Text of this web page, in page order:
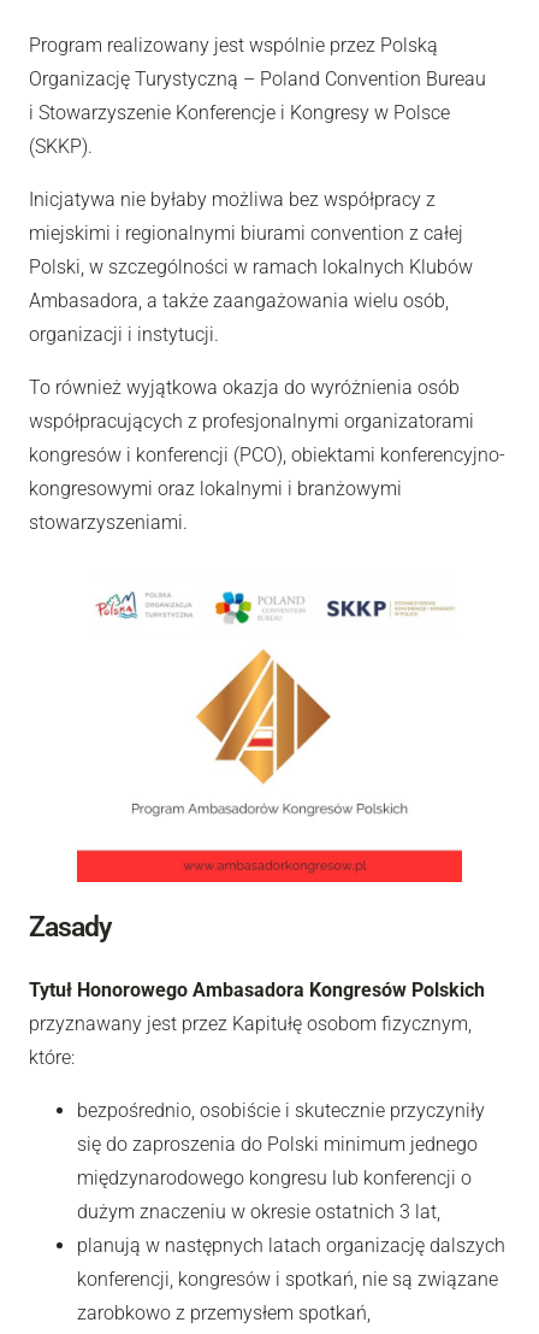
Program realizowany jest wspólnie przez Polską
Organizację Turystyczną – Poland Convention Bureau
i Stowarzyszenie Konferencje i Kongresy w Polsce
(SKKP).
Inicjatywa nie byłaby możliwa bez współpracy z
miejskimi i regionalnymi biurami convention z całej
Polski, w szczególności w ramach lokalnych Klubów
Ambasadora, a także zaangażowania wielu osób,
organizacji i instytucji.
To również wyjątkowa okazja do wyróżnienia osób
współpracujących z profesjonalnymi organizatorami
kongresów i konferencji (PCO), obiektami konferencyjno-
kongresowymi oraz lokalnymi i branżowymi
stowarzyszeniami.
Zasady
Tytuł Honorowego Ambasadora Kongresów Polskich
przyznawany jest przez Kapitułę osobom fizycznym,
które:
bezpośrednio, osobiście i skutecznie przyczyniły
się do zaproszenia do Polski minimum jednego
międzynarodowego kongresu lub konferencji o
dużym znaczeniu w okresie ostatnich 3 lat,
planują w następnych latach organizację dalszych
konferencji, kongresów i spotkań, nie są związane
zarobkowo z przemysłem spotkań,